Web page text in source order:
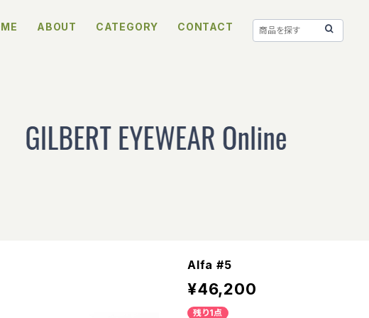
ABOUT CATEGORY CONTACT
Alfa #5
¥46,200
残り1点